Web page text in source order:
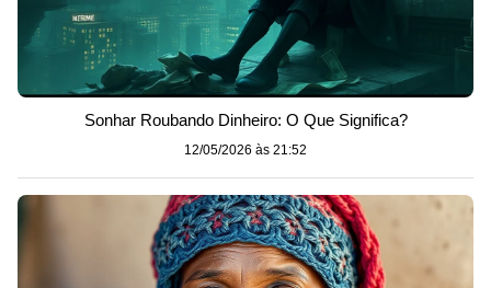
Sonhar Roubando Dinheiro: O Que Significa?
12/05/2026 às 21:52